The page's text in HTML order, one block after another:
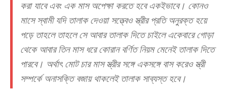
করা যাবে এবং এক মাস অপেক্ষা করতে হবে একইভাবে। কোনও
মাসে স্বামী যদি তালাক দেওয়া সত্ত্বেও স্ত্রীর প্রতি অনুরক্ত হয়ে
পড়ে তাহলে তাহলে সে আবার তালাক দিতে চাইলে একেবারে গোড়া
থেকে আবার তিন মাস ধরে কোরান বর্ণিত নিয়ম মেনেই তালাক দিতে
পারবে। অর্থাৎ মোট চার মাস স্ত্রীর সঙ্গে একসঙ্গে বাস করেও স্ত্রী
সম্পর্কে অনাসক্তি বজায় থাকলেই তালাক সাব্যস্ত হবে।